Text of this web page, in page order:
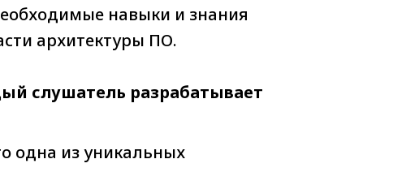
навыки и знания
архитектуры ПО.
слушатель разрабатывает
одна из уникальных